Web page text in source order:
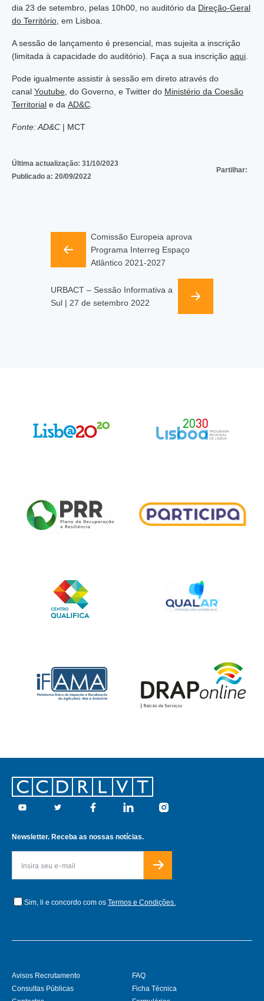
dia 23 de setembro, pelas 10h00, no auditório da Direção-Geral
do Território , em Lisboa.
A sessão de lançamento é presencial, mas sujeita a inscrição
(limitada à capacidade do auditório). Faça a sua inscrição aqui
Pode igualmente assistir à sessão em direto através do
canal Youtube , do Governo, e Twitter do Ministério da Coesão
Territorial e da AD&C
Fonte: AD&C | MCT
Última actualização: 31/10/2023
Publicado a: 20/09/2022
Partilhar:
Comissão Europeia aprova
Programa Interreg Espaço
Atlântico 2021-2027
URBACT – Sessão Informativa a
Sul | 27 de setembro 2022
Footer
Youtube Twitter Facebook Linkedin Instagram
Newsletter. Receba as nossas notícias.
Sim, li e concordo com os Termos e Condições.
Avisos Recrutamento
Consultas Públicas
FAQ
Ficha Técnica